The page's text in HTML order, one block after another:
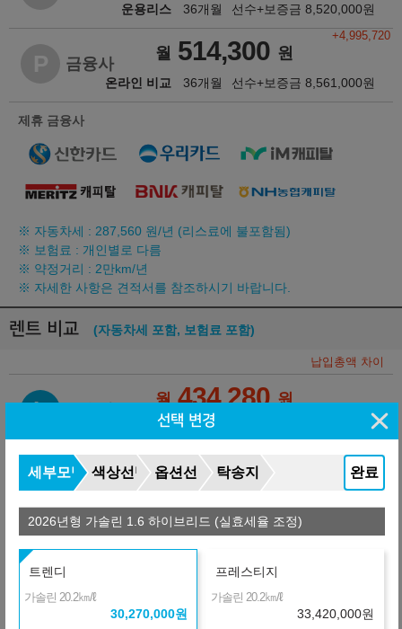
운용리스 36개월 선수+보증금 8,520,000원
금융사
온라인 비교
월 514,300 원
+4,995,720
36개월 선수+보증금 8,561,000원
제휴 금융사
※ 자동차세 : 287,560 원/년 (리스료에 불포함됨)
※ 보험료 : 개인별로 다름
※ 약정거리 : 2만km/년
※ 자세한 사항은 견적서를 참조하시기 바랍니다.
렌트 비교 (자동차세 포함, 보험료 포함)
납입총액 차이
L
장기렌터카
월 434,280 원
36개월 원
S 금융사
월 444,600
+371,520
B 월 465,740
36개월 선수+보증금
월 499,840
선택 변경
세부모델 색상선택 옵션선택 탁송지역 완료
2026년형 가솔린 1.6 하이브리드 (실효세율 조정)
트렌디
가솔린 20.2㎞/ℓ
30,270,000원
프레스티지
가솔린 20.2㎞/ℓ
33,420,000원